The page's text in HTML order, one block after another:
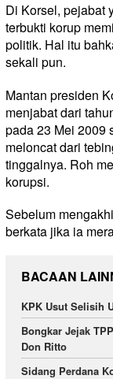
Di Korsel, pejabat
terbukti korup
politik. Hal itu
sekali pun.
Mantan presiden
menjabat dari
pada 23 Mei 2009
meloncat dari
tinggalnya. Roh
korupsi.
Sebelum
berkata jika ia
BACAAN
KPK Usut Selisih
Bongkar Jejak
Don Ritto
Sidang Perdana